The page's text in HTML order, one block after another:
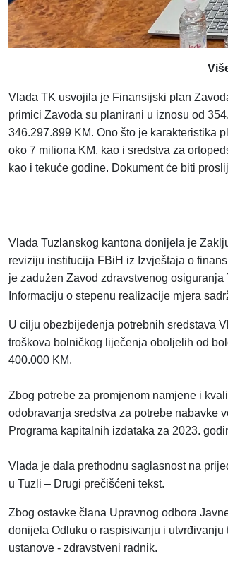
Vlada TK usvojila je Finansijski plan
primici Zavoda su planirani u iznosu od
346.297.899 KM. Ono što je karakteristika
oko 7 miliona KM, kao i sredstva za
kao i tekuće godine. Dokument će biti
Vlada Tuzlanskog kantona donijela je
reviziju institucija FBiH iz Izvještaja o
je zadužen Zavod zdravstvenog
Informaciju o stepenu realizacije mjera
U cilju obezbijeđenja potrebnih sredstava
troškova bolničkog liječenja oboljelih od
400.000 KM.
Zbog potrebe za promjenom namjene i
odobravanja sredstva za potrebe nabavke
Programa kapitalnih izdataka za 2023.
Vlada je dala prethodnu saglasnost na
u Tuzli – Drugi prečišćeni tekst.
Zbog ostavke člana Upravnog odbora
donijela Odluku o raspisivanju i
ustanove - zdravstveni radnik.